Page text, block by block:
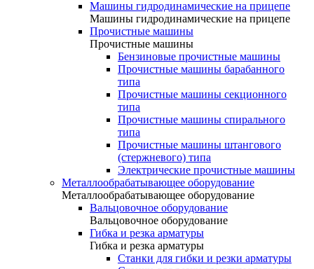
Машины гидродинамические на прицепе
Машины гидродинамические на прицепе
Прочистные машины
Прочистные машины
Бензиновые прочистные машины
Прочистные машины барабанного
типа
Прочистные машины секционного
типа
Прочистные машины спирального
типа
Прочистные машины штангового
(стержневого) типа
Электрические прочистные машины
Металлообрабатывающее оборудование
Металлообрабатывающее оборудование
Вальцовочное оборудование
Вальцовочное оборудование
Гибка и резка арматуры
Гибка и резка арматуры
Станки для гибки и резки арматуры